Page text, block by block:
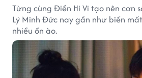
Từng cùng Điền Hi Vi tạo nên cơn
Lý Minh Đức nay gần như biến
nhiều ồn ào.